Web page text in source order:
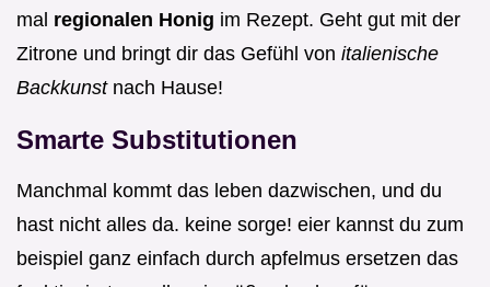
mal regionalen Honig im Rezept. Geht gut mit der
Zitrone und bringt dir das Gefühl von italienische
Backkunst nach Hause!
Smarte Substitutionen
Manchmal kommt das leben dazwischen, und du
hast nicht alles da. keine sorge! eier kannst du zum
beispiel ganz einfach durch apfelmus ersetzen das